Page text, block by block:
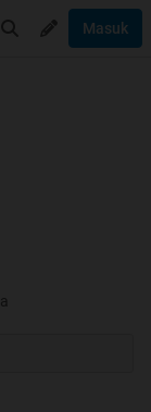
Masuk